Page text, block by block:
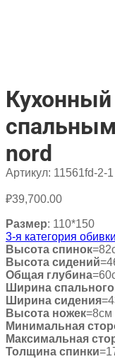
Кухонный
nord
Артикул: 11561fd-2-1
₽39,700.00
Размер: 110*150
3-я категория
Высота спинок
Высота сидений
Общая глубина
Ширина
Ширина сидения
Высота ножек=8см
Минимальная
Максимальная
Толщина спинки